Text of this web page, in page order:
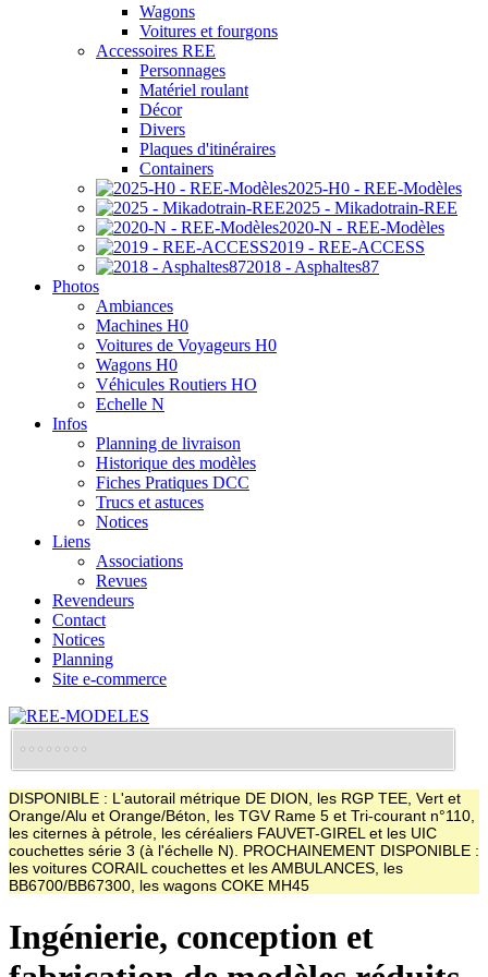
Wagons
Voitures et fourgons
Accessoires REE
Personnages
Matériel roulant
Décor
Divers
Plaques d'itinéraires
Containers
2025-H0 - REE-Modèles
2025 - Mikadotrain-REE
2020-N - REE-Modèles
2019 - REE-ACCESS
2018 - Asphaltes87
Photos
Ambiances
Machines H0
Voitures de Voyageurs H0
Wagons H0
Véhicules Routiers HO
Echelle N
Infos
Planning de livraison
Historique des modèles
Fiches Pratiques DCC
Trucs et astuces
Notices
Liens
Associations
Revues
Revendeurs
Contact
Notices
Planning
Site e-commerce
DISPONIBLE : L'autorail métrique DE DION, les RGP TEE, Vert et
Orange/Alu et Orange/Béton, les TGV Rame 5 et Tri-courant n°110,
les citernes à pétrole, les céréaliers FAUVET-GIREL et les UIC
couchettes série 3 (à l'échelle N). PROCHAINEMENT DISPONIBLE :
les voitures CORAIL couchettes et les AMBULANCES, les
BB6700/BB67300, les wagons COKE MH45
Ingénierie, conception et